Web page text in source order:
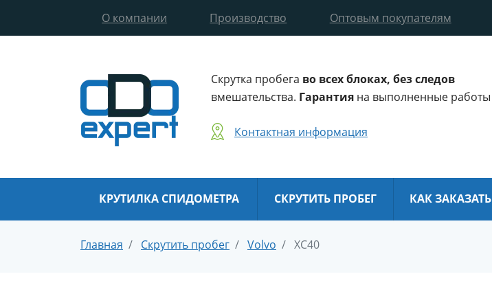
О компании Производство Оптовым покупателям
Скрутка пробега во всех блоках, без следов
вмешательства. Гарантия на выполненные работы
Контактная информация
КРУТИЛКА СПИДОМЕТРА СКРУТИТЬ ПРОБЕГ КАК ЗАКАЗАТЬ
Главная Скрутить пробег Volvo XC40